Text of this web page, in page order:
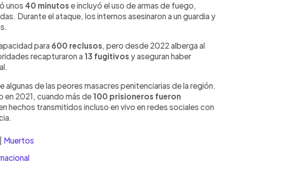
unos 40 minutos e incluyó el uso de armas de fuego,
Durante el ataque, los internos asesinaron a un guardia y
para 600 reclusos, pero desde 2022 alberga al
recapturaron a 13 fugitivos y aseguran haber
algunas de las peores masacres penitenciarias de la región.
en 2021, cuando más de 100 prisioneros fueron
hechos transmitidos incluso en vivo en redes sociales con
Muertos